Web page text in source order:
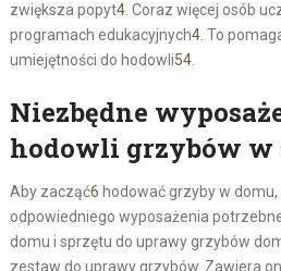
zwiększa popyt4. Coraz więcej osób
programach edukacyjnych4. To
umiejętności do hodowli54.
Niezbędne
hodowli grzybów w
Aby zacząć6 hodować grzyby w
odpowiedniego wyposażenia
domu i sprzętu do uprawy grzybów
zestaw do uprawy grzybów. Zawiera